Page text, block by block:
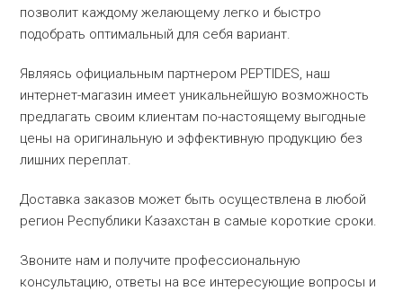
позволит каждому желающему легко и быстро
подобрать оптимальный для себя вариант.
Являясь официальным партнером PEPTIDES, наш
интернет-магазин имеет уникальнейшую возможность
предлагать своим клиентам по-настоящему выгодные
цены на оригинальную и эффективную продукцию без
лишних переплат.
Доставка заказов может быть осуществлена в любой
регион Республики Казахстан в самые короткие сроки.
Звоните нам и получите профессиональную
консультацию, ответы на все интересующие вопросы и